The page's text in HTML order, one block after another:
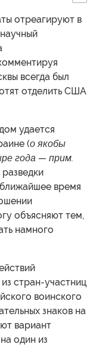
отреагируют в
всегда был
отделить США
удается
(о якобы
года — прим.
время
объясняют тем,
намного
стран-участниц
воинского
знаков на
вариант
один из